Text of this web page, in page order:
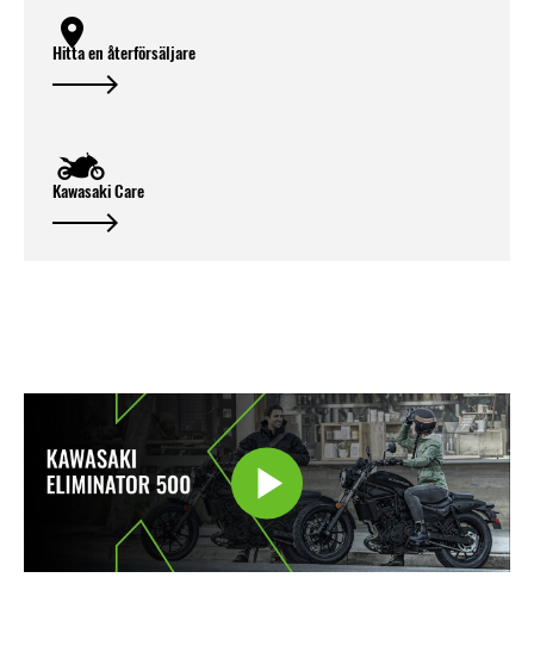
Hitta en återförsäljare
Kawasaki Care